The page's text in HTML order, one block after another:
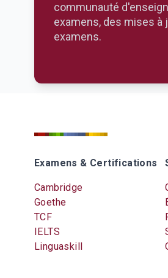
communauté
examens, des mises à
examens.
Examens & Certifications
Cambridge
Goethe
TCF
IELTS
Linguaskill